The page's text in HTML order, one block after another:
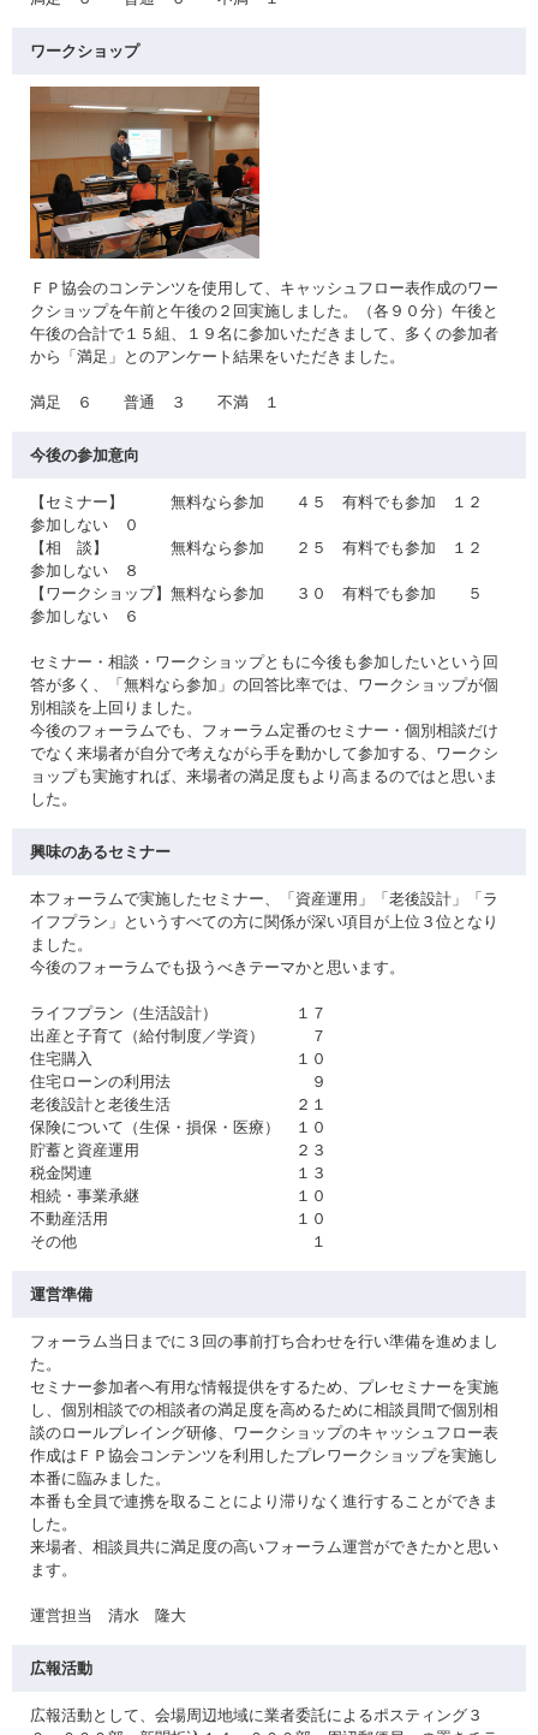
ワークショップ
ＦＰ協会のコンテンツを使用して、キャッシュフロー表作成のワー
クショップを午前と午後の２回実施しました。（各９０分）午後と
午後の合計で１５組、１９名に参加いただきまして、多くの参加者
から「満足」とのアンケート結果をいただきました。
満足 ６ 普通 ３ 不満 １
今後の参加意向
【セミナー】 無料なら参加 ４５ 有料でも参加 １２
参加しない ０
【相 談】 無料なら参加 ２５ 有料でも参加 １２
参加しない ８
【ワークショップ】無料なら参加 ３０ 有料でも参加 ５
参加しない ６
セミナー・相談・ワークショップともに今後も参加したいという回
答が多く、「無料なら参加」の回答比率では、ワークショップが個
別相談を上回りました。
今後のフォーラムでも、フォーラム定番のセミナー・個別相談だけ
でなく来場者が自分で考えながら手を動かして参加する、ワークシ
ョップも実施すれば、来場者の満足度もより高まるのではと思いま
した。
興味のあるセミナー
本フォーラムで実施したセミナー、「資産運用」「老後設計」「ラ
イフプラン」というすべての方に関係が深い項目が上位３位となり
ました。
今後のフォーラムでも扱うべきテーマかと思います。
ライフプラン（生活設計） １７
出産と子育て（給付制度／学資） ７
住宅購入 １０
住宅ローンの利用法 ９
老後設計と老後生活 ２１
保険について（生保・損保・医療） １０
貯蓄と資産運用 ２３
税金関連 １３
相続・事業承継 １０
不動産活用 １０
その他 １
運営準備
フォーラム当日までに３回の事前打ち合わせを行い準備を進めまし
た。
セミナー参加者へ有用な情報提供をするため、プレセミナーを実施
し、個別相談での相談者の満足度を高めるために相談員間で個別相
談のロールプレイング研修、ワークショップのキャッシュフロー表
作成はＦＰ協会コンテンツを利用したプレワークショップを実施し
本番に臨みました。
本番も全員で連携を取ることにより滞りなく進行することができま
した。
来場者、相談員共に満足度の高いフォーラム運営ができたかと思い
ます。
運営担当 清水 隆大
広報活動
広報活動として、会場周辺地域に業者委託によるポスティング３